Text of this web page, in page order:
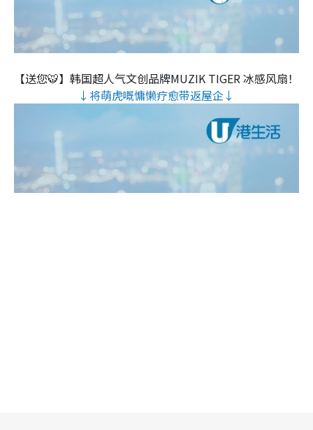
【送您🐯】韩国超人气文创品牌MUZIK TIGER 冰感风扇！
↓将萌虎嘅慵懒疗愈带返屋企↓